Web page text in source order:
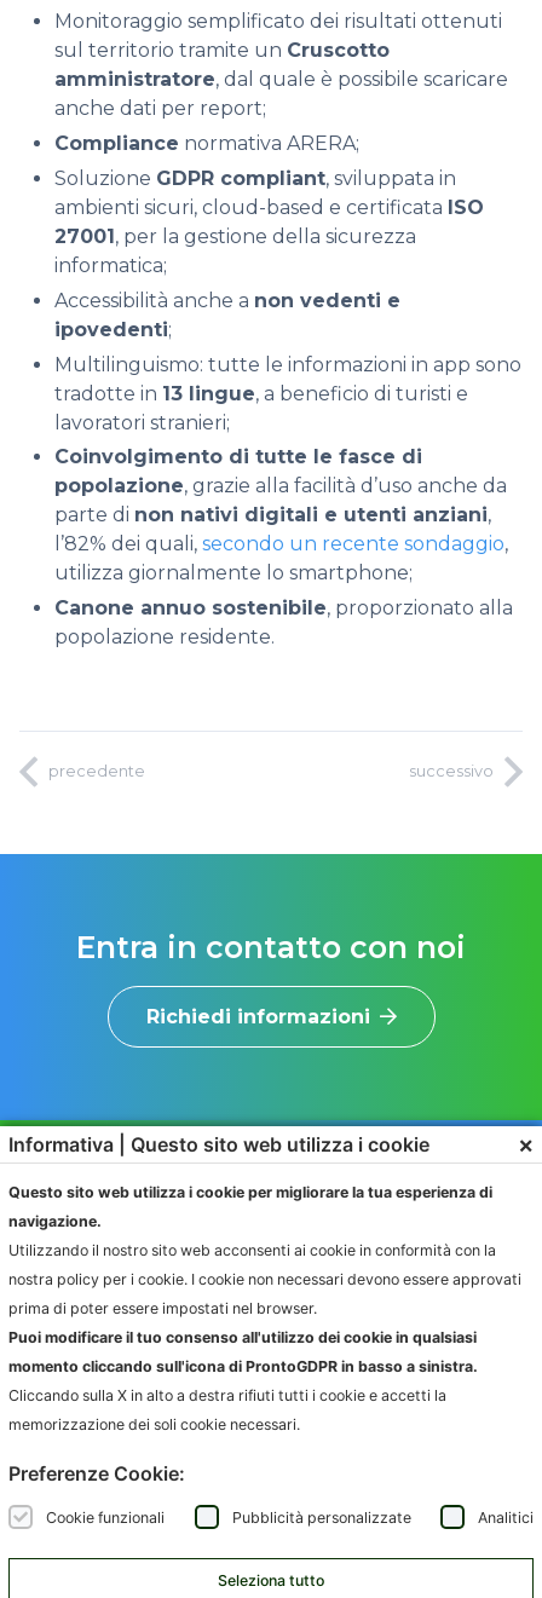
Monitoraggio semplificato dei risultati ottenuti
sul territorio tramite un Cruscotto
amministratore, dal quale è possibile scaricare
anche dati per report;
Compliance normativa ARERA;
Soluzione GDPR compliant, sviluppata in
ambienti sicuri, cloud-based e certificata ISO
27001, per la gestione della sicurezza
informatica;
Accessibilità anche a non vedenti e
ipovedenti;
Multilinguismo: tutte le informazioni in app sono
tradotte in 13 lingue, a beneficio di turisti e
lavoratori stranieri;
Coinvolgimento di tutte le fasce di
popolazione, grazie alla facilità d’uso anche da
parte di non nativi digitali e utenti anziani,
l’82% dei quali, secondo un recente sondaggio,
utilizza giornalmente lo smartphone;
Canone annuo sostenibile, proporzionato alla
popolazione residente.
precedente successivo
Entra in contatto con noi
Richiedi informazioni
SOLUZIONI
RAPPORTO CON L’UTENTE
PRODOTTI
AZIENDE
AMBIENTE.IT
ARCODA
HPA
JUNKER APP
INFORMAZIONI
CONTATTI
Informativa | Questo sito web utilizza i cookie ×
Questo sito web utilizza i cookie per migliorare la tua esperienza di
navigazione.
Utilizzando il nostro sito web acconsenti ai cookie in conformità con la
nostra policy per i cookie. I cookie non necessari devono essere approvati
prima di poter essere impostati nel browser.
Puoi modificare il tuo consenso all'utilizzo dei cookie in qualsiasi
momento cliccando sull'icona di ProntoGDPR in basso a sinistra.
Cliccando sulla X in alto a destra rifiuti tutti i cookie e accetti la
memorizzazione dei soli cookie necessari.
Preferenze Cookie:
Cookie funzionali Pubblicità personalizzate Analitici
Seleziona tutto